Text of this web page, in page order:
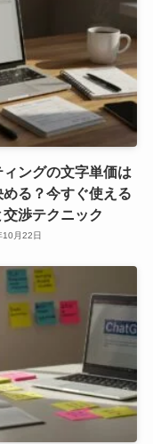
ィングの文字単価は
める？今すぐ使える
渉テクニック
月22日